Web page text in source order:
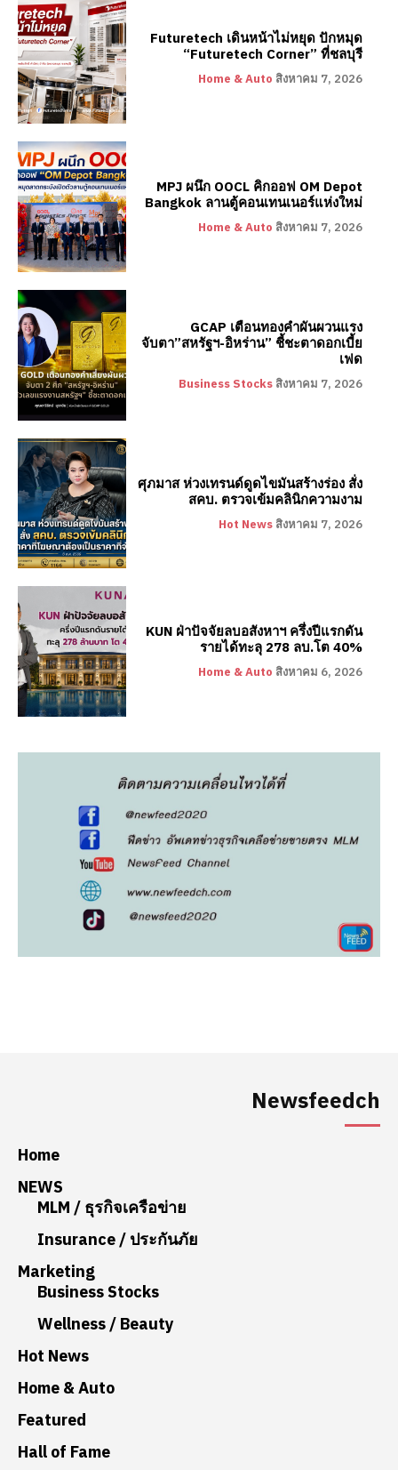
Futuretech เดินหน้าไม่หยุด ปักหมุด
“Futuretech Corner” ที่ชลบุรี
Home & Auto สิงหาคม 7, 2026
MPJ ผนึก OOCL คิกออฟ OM Depot
Bangkok ลานตู้คอนเทนเนอร์แห่งใหม่
Home & Auto สิงหาคม 7, 2026
GCAP เตือนทองคำผันผวนแรง
จับตา”สหรัฐฯ-อิหร่าน” ชี้ชะตาดอกเบี้ย
เฟด
Business Stocks สิงหาคม 7, 2026
ศุภมาส ห่วงเทรนด์ดูดไขมันสร้างร่อง สั่ง
สคบ. ตรวจเข้มคลินิกความงาม
Hot News สิงหาคม 7, 2026
KUN ฝ่าปัจจัยลบอสังหาฯ ครึ่งปีแรกดัน
รายได้ทะลุ 278 ลบ.โต 40%
Home & Auto สิงหาคม 6, 2026
Newsfeedch
Home
NEWS
MLM / ธุรกิจเครือข่าย
Insurance / ประกันภัย
Marketing
Business Stocks
Wellness / Beauty
Hot News
Home & Auto
Featured
Hall of Fame